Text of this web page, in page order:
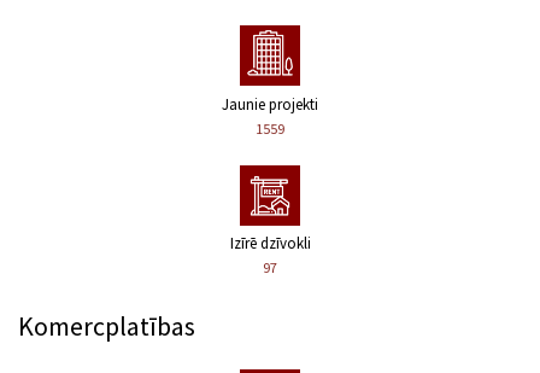
Jaunie projekti
1559
Izīrē dzīvokli
97
Komercplatības